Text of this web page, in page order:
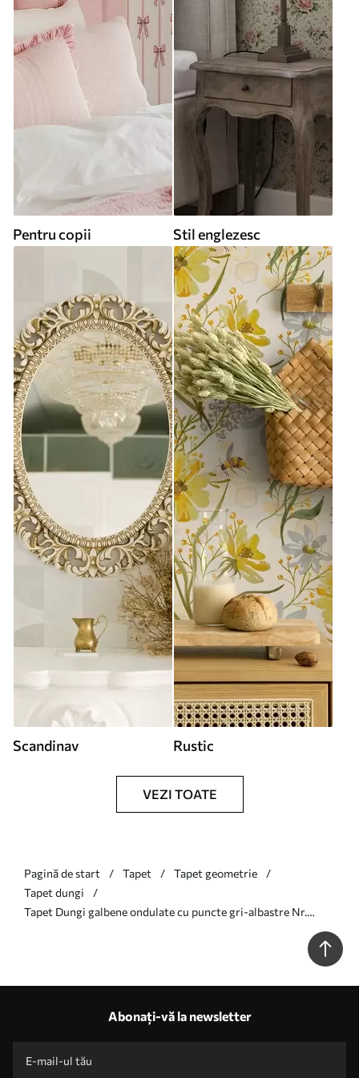
Pentru copii Stil englezesc
Scandinav Rustic
VEZI TOATE
Pagină de start Tapet
Tapet geometrie
Tapet dungi
Tapet Dungi galbene ondulate cu puncte gri-albastre Nr.
Abonați-vă la newsletter